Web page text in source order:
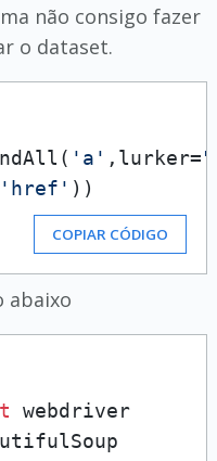
não consigo fazer
o dataset.
'a' ,lurker=
'href' ))
COPIAR CÓDIGO
abaixo
webdriver